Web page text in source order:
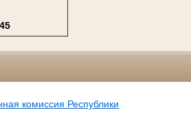
комиссия Республики